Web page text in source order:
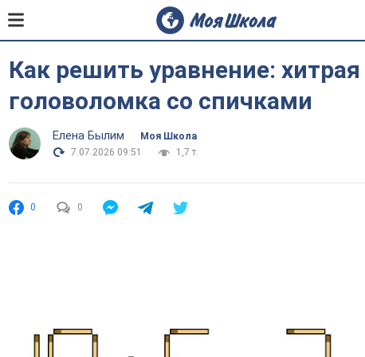
Как решить уравнение: хитрая
головоломка со спичками
Елена Былим
Моя Школа
7.07.2026 09:51
1,7 т.
0 0